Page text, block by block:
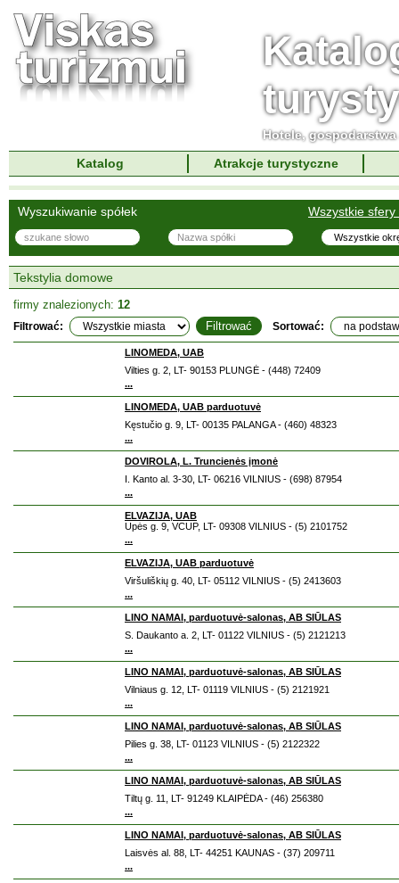
Hotele,
Katalog
Atrakcje turystyczne
Wszystkie sfery
Wyszukiwanie spółek
Tekstylia domowe
firmy znalezionych: 12
Filtrować: Sortować:
LINOMEDA, UAB
Vilties g. 2, LT- 90153 PLUNGĖ - (448) 72409
...
LINOMEDA, UAB parduotuvė
Kęstučio g. 9, LT- 00135 PALANGA - (460) 48323
...
DOVIROLA, L. Truncienės įmonė
I. Kanto al. 3-30, LT- 06216 VILNIUS - (698) 87954
...
ELVAZIJA, UAB
Upės g. 9, VCUP, LT- 09308 VILNIUS - (5) 2101752
...
ELVAZIJA, UAB parduotuvė
Viršuliškių g. 40, LT- 05112 VILNIUS - (5) 2413603
...
LINO NAMAI, parduotuvė-salonas, AB SIŪLAS
S. Daukanto a. 2, LT- 01122 VILNIUS - (5) 2121213
...
LINO NAMAI, parduotuvė-salonas, AB SIŪLAS
Vilniaus g. 12, LT- 01119 VILNIUS - (5) 2121921
...
LINO NAMAI, parduotuvė-salonas, AB SIŪLAS
Pilies g. 38, LT- 01123 VILNIUS - (5) 2122322
...
LINO NAMAI, parduotuvė-salonas, AB SIŪLAS
Tiltų g. 11, LT- 91249 KLAIPĖDA - (46) 256380
...
LINO NAMAI, parduotuvė-salonas, AB SIŪLAS
Laisvės al. 88, LT- 44251 KAUNAS - (37) 209711
...